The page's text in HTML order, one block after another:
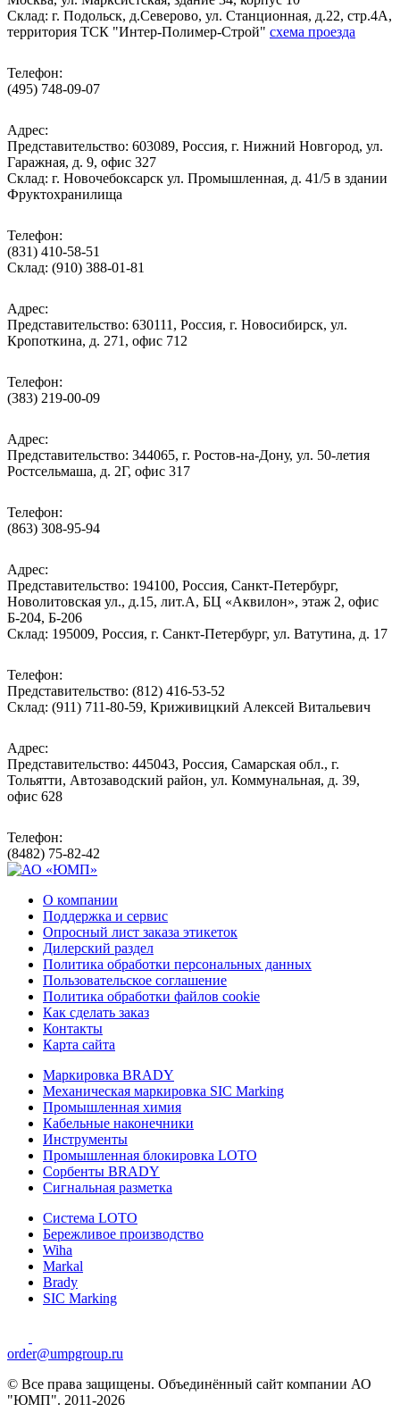
Cклад: г. Подольск, д.Северово, ул. Станционная, д.22, стр.4А,
территория ТСК "Интер-Полимер-Строй" схема проезда
Телефон:
(495) 748-09-07
Адрес:
Представительство: 603089, Россия, г. Нижний Новгород, ул.
Гаражная, д. 9, офис 327
Склад: г. Новочебоксарск ул. Промышленная, д. 41/5 в здании
Фруктохранилища
Телефон:
(831) 410-58-51
Склад: (910) 388-01-81
Адрес:
Представительство: 630111, Россия, г. Новосибирск, ул.
Кропоткина, д. 271, офис 712
Телефон:
(383) 219-00-09
Адрес:
Представительство: 344065, г. Ростов-на-Дону, ул. 50-летия
Ростсельмаша, д. 2Г, офис 317
Телефон:
(863) 308-95-94
Адрес:
Представительство: 194100, Россия, Санкт-Петербург,
Новолитовская ул., д.15, лит.А, БЦ «Аквилон», этаж 2, офис
Б-204, Б-206
Склад: 195009, Россия, г. Санкт-Петербург, ул. Ватутина, д. 17
Телефон:
Представительство: (812) 416-53-52
Склад: (911) 711-80-59, Криживицкий Алексей Витальевич
Адрес:
Представительство: 445043, Россия, Самарская обл., г.
Тольятти, Автозаводский район, ул. Коммунальная, д. 39,
офис 628
Телефон:
(8482) 75-82-42
О компании
Поддержка и сервис
Опросный лист заказа этикеток
Дилерский раздел
Политика обработки персональных данных
Пользовательское соглашение
Политика обработки файлов cookie
Как сделать заказ
Контакты
Карта сайта
Маркировка BRADY
Механическая маркировка SIC Marking
Промышленная химия
Кабельные наконечники
Инструменты
Промышленная блокировка LOTO
Сорбенты BRADY
Сигнальная разметка
Система LOTO
Бережливое производство
Wiha
Markal
Brady
SIC Marking
order@umpgroup.ru
© Все права защищены. Объединённый сайт компании АО
"ЮМП". 2011-2026